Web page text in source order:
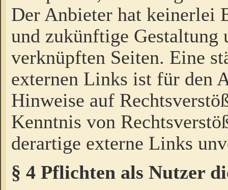
Der Anbieter hat keinerlei
und zukünftige Gestaltung
verknüpften Seiten. Eine
externen Links ist für den
Hinweise auf
Kenntnis von
derartige externe Links
§ 4 Pflichten als Nutzer